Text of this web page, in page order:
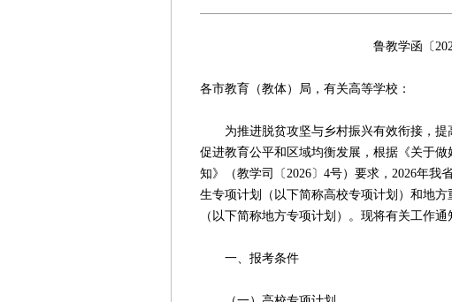
鲁教学函〔2026〕
各市教育（教体）局，有关高等学校：
为推进脱贫攻坚与乡村振兴有效衔接，提
促进教育公平和区域均衡发展，根据《关于
知》（教学司〔2026〕4号）要求，2026年
生专项计划（以下简称高校专项计划）和地
（以下简称地方专项计划）。现将有关工作通
一、报考条件